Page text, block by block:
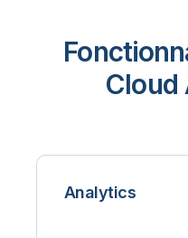
Cloud
Analytics